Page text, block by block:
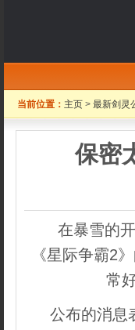
当前位置： 主页 > 最新剑灵
保密
在暴雪的
《星际争霸2
常
公布的消息